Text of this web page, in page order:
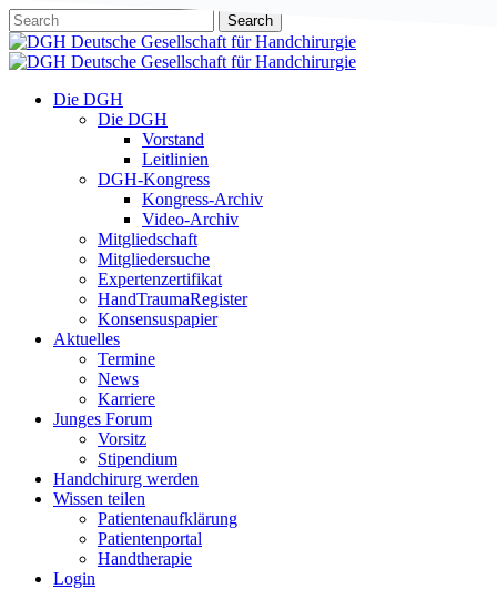
Skip
to
main
Search
Close
Search
Menu
Die DGH
Die DGH
Vorstand
Leitlinien
DGH-Kongress
Kongress-Archiv
Video-Archiv
Mitgliedschaft
Mitgliedersuche
Expertenzertifikat
HandTraumaRegister
Konsensuspapier
Aktuelles
Termine
News
Karriere
Junges Forum
Vorsitz
Stipendium
Handchirurg werden
Wissen teilen
Patientenaufklärung
Patientenportal
Handtherapie
Login